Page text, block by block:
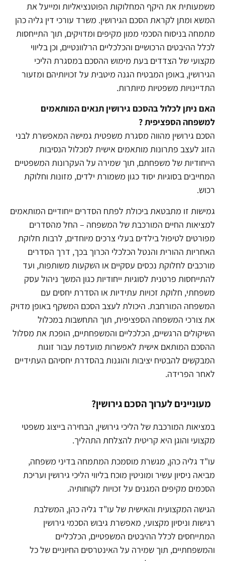
משמעותית את היקף המחלוקות הפוטנציאליות ומייעל את
המשא ומתן לקראת הסכם הגירושין. משרד עורכי דין גליה כהן
מתמחה בניסוח הסכמי ממון מקיפים ומדויקים, תוך התייחסות
לכלל ההיבטים הרכושיים והכלכליים הרלוונטיים, וכן בליווי
מקצועי של הצדדים בעת מימוש ההסכם במסגרת הליכי
הגירושין, באופן המבטיח הגנה מיטבית על זכויותיהם ומזעור
התדיינויות משפטיות מיותרות.
האם ניתן לכלול בהסכם גירושין תנאים המותאמים
למשפחה הספציפית ?
הסכם גירושין מהווה מסגרת משפטית גמישה המאפשרת לבני
הזוג לעצב פתרונות מותאמים אישית למכלול הנסיבות
הייחודיות של משפחתם, תוך שמירה על העקרונות המשפטיים
המחייבים בסוגיות יסוד כגון משמורת ילדים, מזונות וחלוקת
רכוש.
גמישות זו מתבטאת ביכולת לפתח הסדרים ייחודיים המותאמים
למציאות החיים המורכבת של המשפחה – החל מהסדרים
מפורטים לטיפול בילדים בעלי צרכים מיוחדים, לרבות חלוקת
האחריות ההורית והנטל הכלכלי הכרוך בכך, דרך הסדרים
מורכבים לחלוקת נכסים עסקיים או השקעות משותפות, ועד
להתייחסות פרטנית לסוגיות ייחודיות כגון המשך ניהול עסק
משפחתי, חלוקת זכויות עתידיות או הסדרת יחסים עם
המשפחה המורחבת. היכולת לעצב הסכם המשקף באופן מדויק
את צורכי המשפחה הספציפית, תוך התחשבות במכלול
השיקולים הרגשיים, הכלכליים והמשפחתיים, הופכת את מסלול
ההסכם המותאם אישית לאפשרות מועדפת עבור זוגות
המבקשים להבטיח יציבות והוגנות בהסדרת יחסיהם העתידיים
לאחר הפרידה.
מעוניינים לערוך הסכם גירושין?
במציאות המורכבת של הליכי גירושין, הבחירה בייצוג משפטי
מקצועי והוגן היא קריטית להצלחת התהליך.
עו"ד גליה כהן, מגשרת מוסמכת המתמחה בדיני משפחה,
מביאה ניסיון עשיר ומוניטין מוכח בליווי הליכי גירושין ועריכת
הסכמים מקיפים המגנים על זכויות לקוחותיה.
הגישה המקצועית והאישית של עו"ד גליה כהן, המשלבת
רגישות וניסיון מקצועי, מאפשרת גיבוש הסכמי גירושין
המתייחסים לכלל ההיבטים המשפטיים, הכלכליים
והמשפחתיים, תוך שמירה על האינטרסים החיוניים של כל